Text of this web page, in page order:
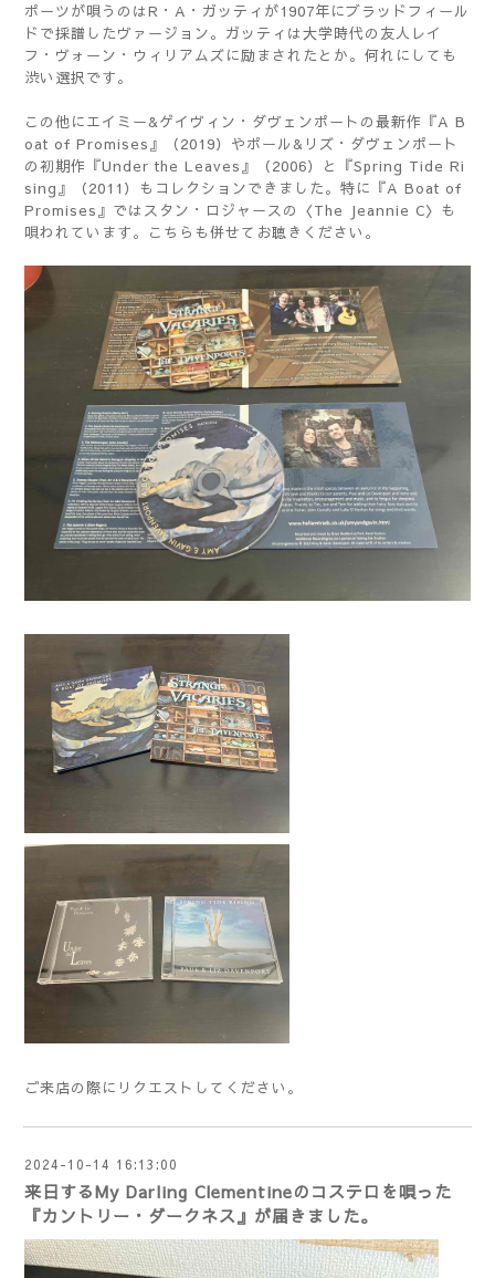
ポーツが唄うのはR・A・ガッティが1907年にブラッドフィール
ドで採譜したヴァージョン。ガッティは大学時代の友人レイ
フ・ヴォーン・ウィリアムズに励まされたとか。何れにしても
渋い選択です。
この他にエイミー&ゲイヴィン・ダヴェンポートの最新作『A B
oat of Promises』（2019）やポール&リズ・ダヴェンポート
の初期作『Under the Leaves』（2006）と『Spring Tide Ri
sing』（2011）もコレクションできました。特に『A Boat of
Promises』ではスタン・ロジャースの〈The Jeannie C〉も
唄われています。こちらも併せてお聴きください。
ご来店の際にリクエストしてください。
2024-10-14 16:13:00
来日するMy Darling Clementineのコステロを唄った
『カントリー・ダークネス』が届きました。